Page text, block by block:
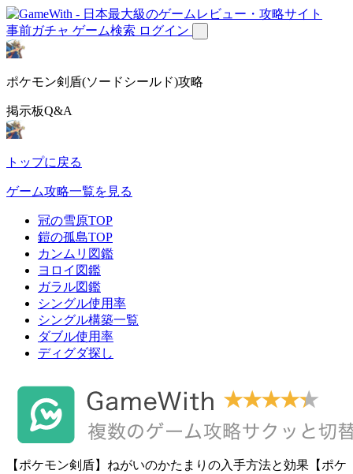
事前ガチャ ゲーム検索 ログイン
ポケモン剣盾(ソードシールド)攻略
掲示板Q&A
トップに戻る
ゲーム攻略一覧を見る
冠の雪原TOP
鎧の孤島TOP
カンムリ図鑑
ヨロイ図鑑
ガラル図鑑
シングル使用率
シングル構築一覧
ダブル使用率
ディグダ探し
【ポケモン剣盾】ねがいのかたまりの入手方法と効果【ポケ